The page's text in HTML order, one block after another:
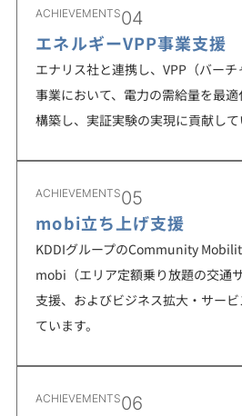
ACHIEVEMENTS04
エネルギーVPP事業支援
エナリス社と連携し、VPP（バーチ
事業において、電力の需給量を最
構築し、実証実験の実現に貢献して
ACHIEVEMENTS05
mobi立ち上げ支援
KDDIグループのCommunity
mobi（エリア定額乗り放題の交通
支援、およびビジネス拡大・サー
ています。
ACHIEVEMENTS06